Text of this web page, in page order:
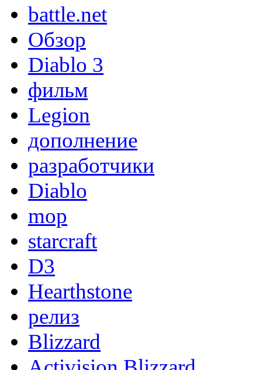
battle.net
Обзор
Diablo 3
фильм
Legion
дополнение
разработчики
Diablo
mop
starcraft
D3
Hearthstone
релиз
Blizzard